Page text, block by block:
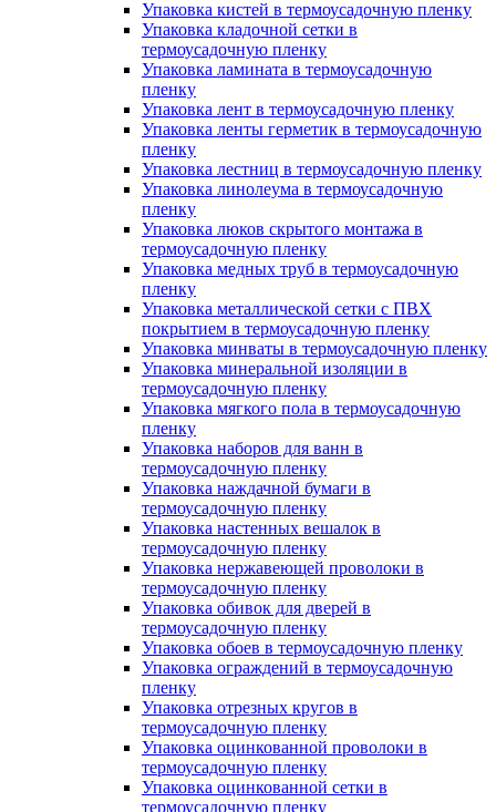
Упаковка кистей в термоусадочную пленку
Упаковка кладочной сетки в
термоусадочную пленку
Упаковка ламината в термоусадочную
пленку
Упаковка лент в термоусадочную пленку
Упаковка ленты герметик в термоусадочную
пленку
Упаковка лестниц в термоусадочную пленку
Упаковка линолеума в термоусадочную
пленку
Упаковка люков скрытого монтажа в
термоусадочную пленку
Упаковка медных труб в термоусадочную
пленку
Упаковка металлической сетки с ПВХ
покрытием в термоусадочную пленку
Упаковка минваты в термоусадочную пленку
Упаковка минеральной изоляции в
термоусадочную пленку
Упаковка мягкого пола в термоусадочную
пленку
Упаковка наборов для ванн в
термоусадочную пленку
Упаковка наждачной бумаги в
термоусадочную пленку
Упаковка настенных вешалок в
термоусадочную пленку
Упаковка нержавеющей проволоки в
термоусадочную пленку
Упаковка обивок для дверей в
термоусадочную пленку
Упаковка обоев в термоусадочную пленку
Упаковка ограждений в термоусадочную
пленку
Упаковка отрезных кругов в
термоусадочную пленку
Упаковка оцинкованной проволоки в
термоусадочную пленку
Упаковка оцинкованной сетки в
термоусадочную пленку